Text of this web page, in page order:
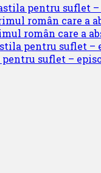
pentru suflet –
român care a
român care a
pentru suflet –
suflet –